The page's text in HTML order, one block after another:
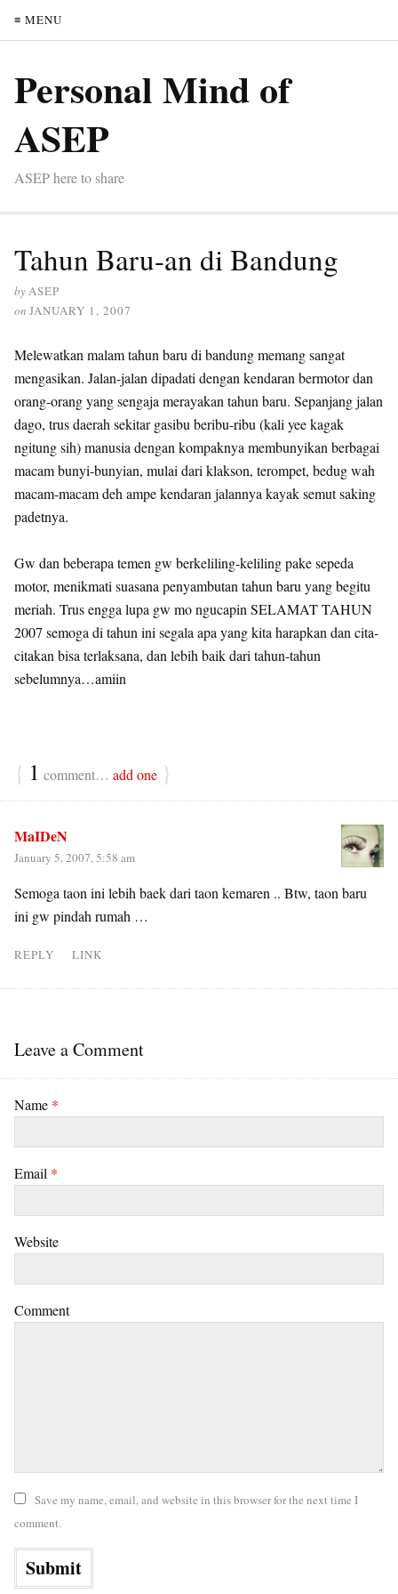
≡ MENU
Personal Mind of
ASEP
ASEP here to share
Tahun Baru-an di Bandung
byASEP
on JANUARY 1, 2007
Melewatkan malam tahun baru di bandung memang sangat
mengasikan. Jalan-jalan dipadati dengan kendaran bermotor dan
orang-orang yang sengaja merayakan tahun baru. Sepanjang jalan
dago, trus daerah sekitar gasibu beribu-ribu (kali yee kagak
ngitung sih) manusia dengan kompaknya membunyikan berbagai
macam bunyi-bunyian, mulai dari klakson, terompet, bedug wah
macam-macam deh ampe kendaran jalannya kayak semut saking
padetnya.
Gw dan beberapa temen gw berkeliling-keliling pake sepeda
motor, menikmati suasana penyambutan tahun baru yang begitu
meriah. Trus engga lupa gw mo ngucapin SELAMAT TAHUN
2007 semoga di tahun ini segala apa yang kita harapkan dan cita-
citakan bisa terlaksana, dan lebih baik dari tahun-tahun
sebelumnya…amiin
{ 1 comment… add one }
MaIDeN
January 5, 2007, 5:58 am
Semoga taon ini lebih baek dari taon kemaren .. Btw, taon baru
ini gw pindah rumah …
REPLY LINK
Leave a Comment
Name *
Email *
Website
Comment
Save my name, email, and website in this browser for the next time I
comment.